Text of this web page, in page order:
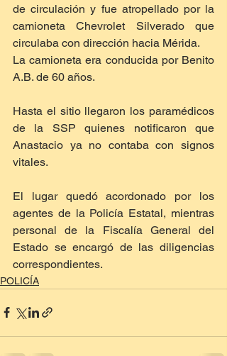
de circulación y fue atropellado por la
camioneta Chevrolet Silverado que
circulaba con dirección hacia Mérida.
La camioneta era conducida por Benito
A.B. de 60 años.
Hasta el sitio llegaron los paramédicos
de la SSP quienes notificaron que
Anastacio ya no contaba con signos
vitales.
El lugar quedó acordonado por los
agentes de la Policía Estatal, mientras
personal de la Fiscalía General del
Estado se encargó de las diligencias
correspondientes.
POLICÍA